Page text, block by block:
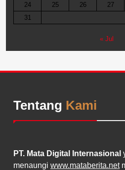
24
25 26 27
31
« Jul
Tentang Kami
PT. Mata Digital Internasional
menaungi www.mataberita.net